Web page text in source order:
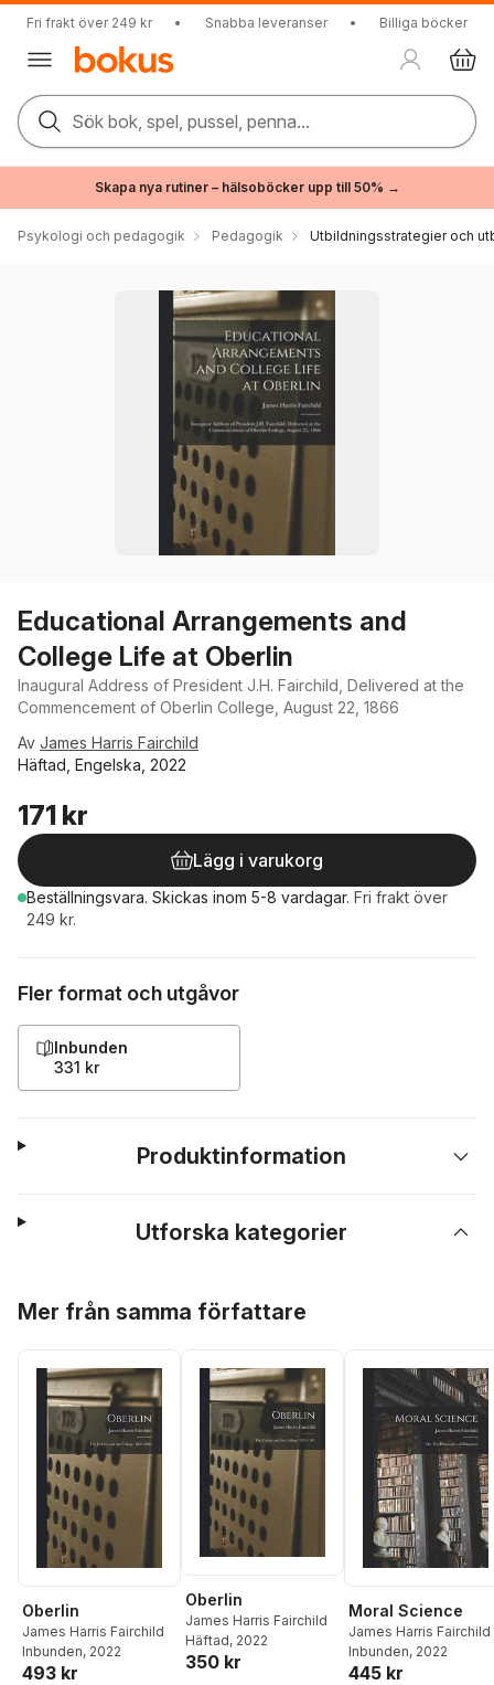
Fri frakt över 249 kr • Snabba leveranser • Billiga böcker
Sök bok, spel, pussel, penna...
Skapa nya rutiner – hälsoböcker upp till 50% →
Psykologi och pedagogik Pedagogik Utbildningsstrategier och
Educational Arrangements and
College Life at Oberlin
Inaugural Address of President J.H. Fairchild, Delivered at the
Commencement of Oberlin College, August 22, 1866
Av James Harris Fairchild
Häftad, Engelska, 2022
171 kr
Lägg i varukorg
Beställningsvara. Skickas inom 5-8 vardagar. Fri frakt över
249 kr.
Fler format och utgåvor
Inbunden
331 kr
Produktinformation
Utforska kategorier
Mer från samma författare
Oberlin
James Harris Fairchild
Inbunden, 2022
493 kr
Oberlin
James Harris Fairchild
Häftad, 2022
350 kr
Moral Science
James Harris Fairchild
Inbunden, 2022
445 kr